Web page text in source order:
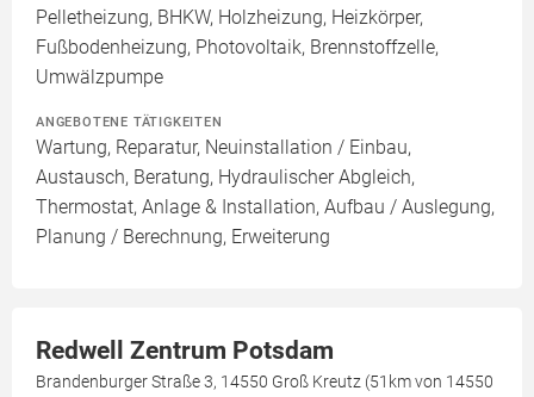
Pelletheizung, BHKW, Holzheizung, Heizkörper,
Fußbodenheizung, Photovoltaik, Brennstoffzelle,
Umwälzpumpe
ANGEBOTENE TÄTIGKEITEN
Wartung, Reparatur, Neuinstallation / Einbau,
Austausch, Beratung, Hydraulischer Abgleich,
Thermostat, Anlage & Installation, Aufbau / Auslegung,
Planung / Berechnung, Erweiterung
Redwell Zentrum Potsdam
Brandenburger Straße 3, 14550 Groß Kreutz (51km von 14550